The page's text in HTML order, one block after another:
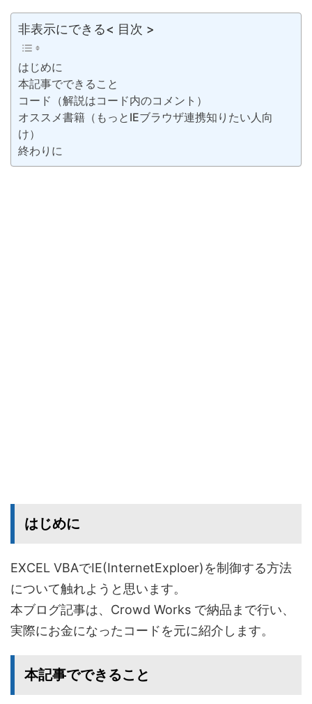
非表示にできる< 目次 >
はじめに
本記事でできること
コード（解説はコード内のコメント）
オススメ書籍（もっとIEブラウザ連携知りたい人向
け）
終わりに
はじめに
EXCEL VBAでIE(InternetExploer)を制御する方法
について触れようと思います。
本ブログ記事は、Crowd Works で納品まで行い、
実際にお金になったコードを元に紹介します。
本記事でできること